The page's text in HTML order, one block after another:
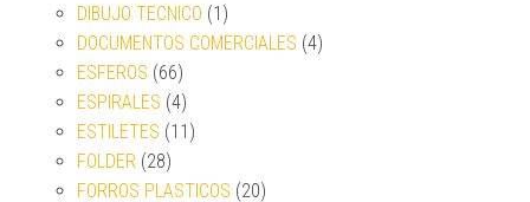
DIBUJO TECNICO (1)
DOCUMENTOS COMERCIALES (4)
ESFEROS (66)
ESPIRALES (4)
ESTILETES (11)
FOLDER (28)
FORROS PLASTICOS (20)